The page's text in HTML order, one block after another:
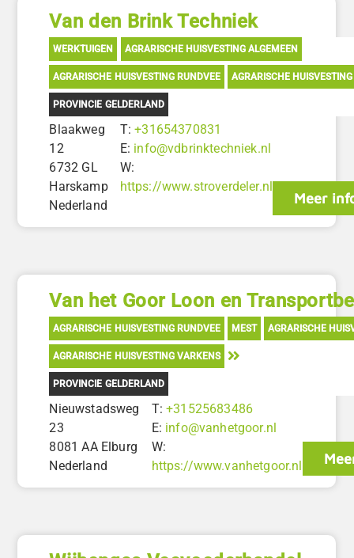
Van den Brink Techniek
WERKTUIGEN AGRARISCHE HUISVESTING ALGEMEEN
AGRARISCHE HUISVESTING RUNDVEE AGRARISCHE
PROVINCIE GELDERLAND
Blaakweg
12
6732 GL
Harskamp
Nederland
T:+31654370831
E: info@vdbrinktechniek.nl
W:
https://www.stroverdeler.nl
Meer
Van het Goor Loon en
AGRARISCHE HUISVESTING RUNDVEE MEST AGRARISCHE
AGRARISCHE HUISVESTING VARKENS
PROVINCIE GELDERLAND
Nieuwstadsweg
23
8081 AA Elburg
Nederland
T:+31525683486
E: info@vanhetgoor.nl
W:
https://www.vanhetgoor.nl